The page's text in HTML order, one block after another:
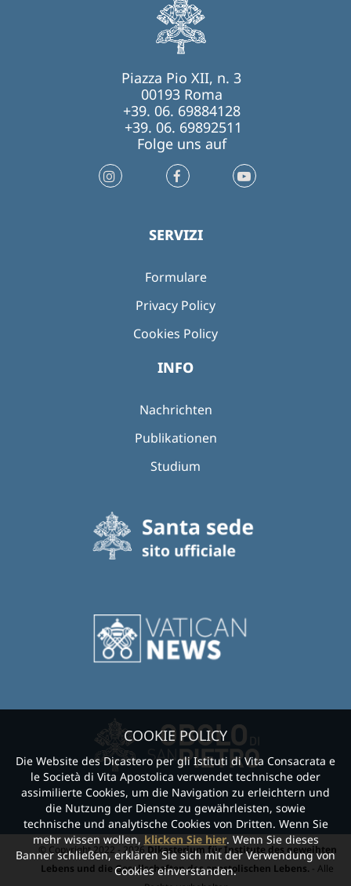
Piazza Pio XII, n. 3
00193 Roma
+39. 06. 69884128
+39. 06. 69892511
Folge uns auf
SERVIZI
Formulare
Privacy Policy
Cookies Policy
INFO
Nachrichten
Publikationen
Studium
© Copyright 2022 - 2026Dikasterium für Institute des geweihten
Lebens und die Gesellschaften des apostolischen Lebens. - Alle
COOKIE POLICY
Die Website des Dicastero per gli Istituti di Vita Consacrata e
le Società di Vita Apostolica verwendet technische oder
assimilierte Cookies, um die Navigation zu erleichtern und
die Nutzung der Dienste zu gewährleisten, sowie
technische und analytische Cookies von Dritten. Wenn Sie
mehr wissen wollen,klicken Sie hier. Wenn Sie dieses
Banner schließen, erklären Sie sich mit der Verwendung von
Cookies einverstanden.